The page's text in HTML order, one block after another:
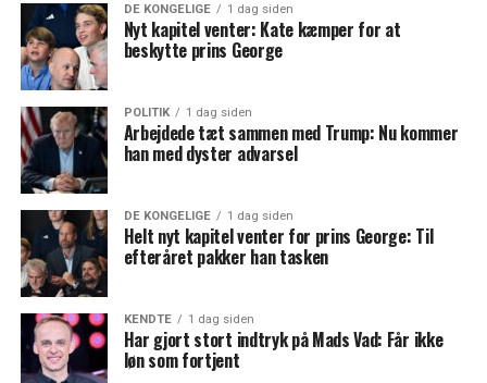
DE KONGELIGE 1 dag siden
Nyt kapitel venter: Kate kæmper for at
beskytte prins George
POLITIK 1 dag siden
Arbejdede tæt sammen med Trump: Nu kommer
han med dyster advarsel
DE KONGELIGE 1 dag siden
Helt nyt kapitel venter for prins George: Til
efteråret pakker han tasken
KENDTE 1 dag siden
Har gjort stort indtryk på Mads Vad: Får ikke
løn som fortjent